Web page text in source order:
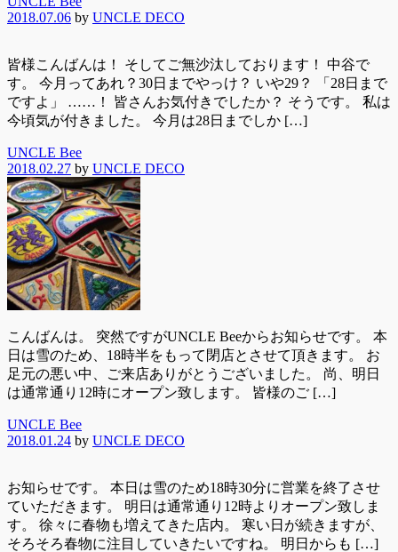
2018.07.06 by UNCLE DECO
皆様こんばんは！ そしてご無沙汰しております！ 中谷で
す。 今月ってあれ？30日までやっけ？ いや29？ 「28日まで
ですよ」 ……！ 皆さんお気付きでしたか？ そうです。 私は
今頃気が付きました。 今月は28日までしか […]
UNCLE Bee
2018.02.27 by UNCLE DECO
こんばんは。 突然ですがUNCLE Beeからお知らせです。 本
日は雪のため、18時半をもって閉店とさせて頂きます。 お
足元の悪い中、ご来店ありがとうございました。 尚、明日
は通常通り12時にオープン致します。 皆様のご […]
UNCLE Bee
2018.01.24 by UNCLE DECO
お知らせです。 本日は雪のため18時30分に営業を終了させ
ていただきます。 明日は通常通り12時よりオープン致しま
す。 徐々に春物も増えてきた店内。 寒い日が続きますが、
そろそろ春物に注目していきたいですね。 明日からも […]